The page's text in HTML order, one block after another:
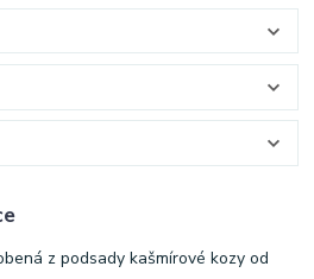
z podsady kašmírové kozy od